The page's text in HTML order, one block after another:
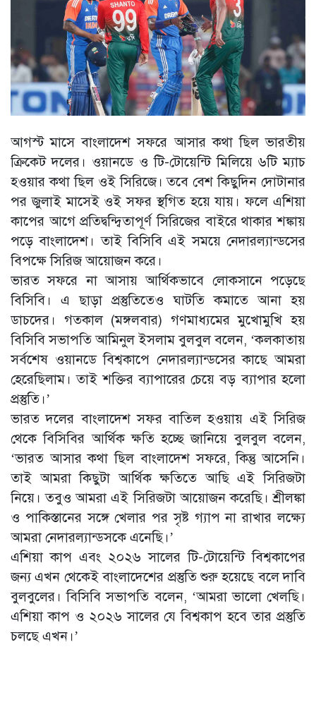
আগস্ট মাসে বাংলাদেশ সফরে আসার কথা ছিল ভারতীয়
ক্রিকেট দলের। ওয়ানডে ও টি-টোয়েন্টি মিলিয়ে ৬টি ম্যাচ
হওয়ার কথা ছিল ওই সিরিজে। তবে বেশ কিছুদিন দোটানার
পর জুলাই মাসেই ওই সফর স্থগিত হয়ে যায়। ফলে এশিয়া
কাপের আগে প্রতিদ্বন্দ্বিতাপূর্ণ সিরিজের বাইরে থাকার শঙ্কায়
পড়ে বাংলাদেশ। তাই বিসিবি এই সময়ে নেদারল্যান্ডসের
বিপক্ষে সিরিজ আয়োজন করে।
ভারত সফরে না আসায় আর্থিকভাবে লোকসানে পড়েছে
বিসিবি। এ ছাড়া প্রস্তুতিতেও ঘাটতি কমাতে আনা হয়
ডাচদের। গতকাল (মঙ্গলবার) গণমাধ্যমের মুখোমুখি হয়
বিসিবি সভাপতি আমিনুল ইসলাম বুলবুল বলেন, ‘কলকাতায়
সর্বশেষ ওয়ানডে বিশ্বকাপে নেদারল্যান্ডসের কাছে আমরা
হেরেছিলাম। তাই শক্তির ব্যাপারের চেয়ে বড় ব্যাপার হলো
প্রস্তুতি।’
ভারত দলের বাংলাদেশ সফর বাতিল হওয়ায় এই সিরিজ
থেকে বিসিবির আর্থিক ক্ষতি হচ্ছে জানিয়ে বুলবুল বলেন,
‘ভারত আসার কথা ছিল বাংলাদেশ সফরে, কিন্তু আসেনি।
তাই আমরা কিছুটা আর্থিক ক্ষতিতে আছি এই সিরিজটা
নিয়ে। তবুও আমরা এই সিরিজটা আয়োজন করেছি। শ্রীলঙ্কা
ও পাকিস্তানের সঙ্গে খেলার পর সৃষ্ট গ্যাপ না রাখার লক্ষ্যে
আমরা নেদারল্যান্ডসকে এনেছি।’
এশিয়া কাপ এবং ২০২৬ সালের টি-টোয়েন্টি বিশ্বকাপের
জন্য এখন থেকেই বাংলাদেশের প্রস্তুতি শুরু হয়েছে বলে দাবি
বুলবুলের। বিসিবি সভাপতি বলেন, ‘আমরা ভালো খেলছি।
এশিয়া কাপ ও ২০২৬ সালের যে বিশ্বকাপ হবে তার প্রস্তুতি
চলছে এখন।’